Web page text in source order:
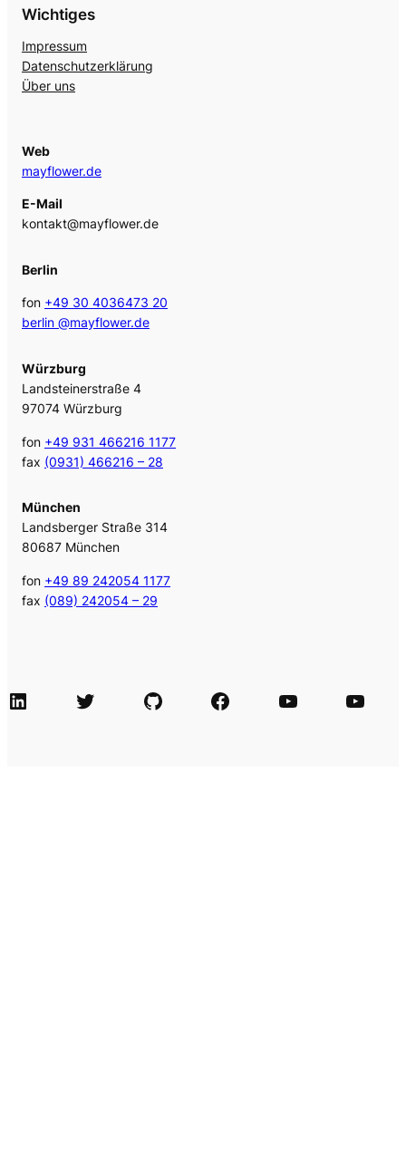
Wichtiges
Impressum
Datenschutzerklärung
Über uns
Web
mayflower.de
E-Mail
kontakt@mayflower.de
Berlin
fon +49 30 4036473 20
berlin @mayflower.de
Würzburg
Landsteinerstraße 4
97074 Würzburg
fon +49 931 466216 1177
fax (0931) 466216 – 28
München
Landsberger Straße 314
80687 München
fon +49 89 242054 1177
fax (089) 242054 – 29
LinkedIn Twitter GitHub Facebook Agile Videos Tech-Videos